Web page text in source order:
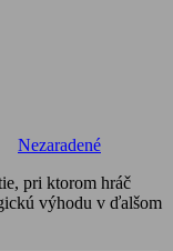
Nezaradené
pri ktorom hráč
výhodu v ďalšom